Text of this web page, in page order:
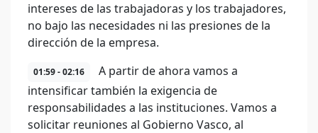
intereses de las trabajadoras y los trabajadores,
no bajo las necesidades ni las presiones de la
dirección de la empresa.
01:59 - 02:16
A partir de ahora vamos a
intensificar también la exigencia de
responsabilidades a las instituciones. Vamos a
solicitar reuniones al Gobierno Vasco, al